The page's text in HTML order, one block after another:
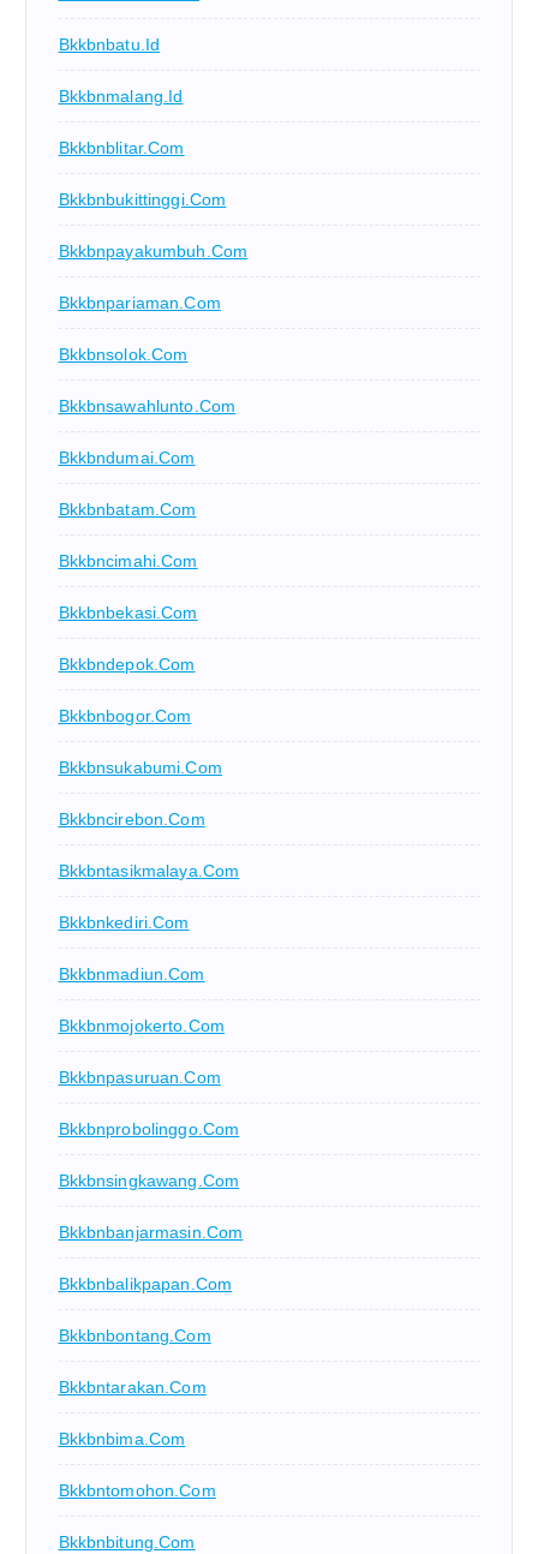
Bkkbnbatu.id
Bkkbnmalang.id
Bkkbnblitar.com
Bkkbnbukittinggi.com
Bkkbnpayakumbuh.com
Bkkbnpariaman.com
Bkkbnsolok.com
Bkkbnsawahlunto.com
Bkkbndumai.com
Bkkbnbatam.com
Bkkbncimahi.com
Bkkbnbekasi.com
Bkkbndepok.com
Bkkbnbogor.com
Bkkbnsukabumi.com
Bkkbncirebon.com
Bkkbntasikmalaya.com
Bkkbnkediri.com
Bkkbnmadiun.com
Bkkbnmojokerto.com
Bkkbnpasuruan.com
Bkkbnprobolinggo.com
Bkkbnsingkawang.com
Bkkbnbanjarmasin.com
Bkkbnbalikpapan.com
Bkkbnbontang.com
Bkkbntarakan.com
Bkkbnbima.com
Bkkbntomohon.com
Bkkbnbitung.com